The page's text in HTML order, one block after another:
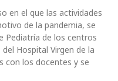
en el que las actividades
de la pandemia, se
Pediatría de los centros
Hospital Virgen de la
con los docentes y se